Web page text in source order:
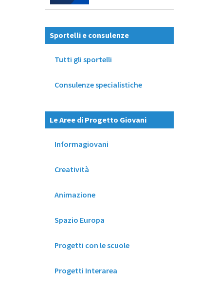
Sportelli e consulenze
Tutti gli sportelli
Consulenze specialistiche
Le Aree di Progetto Giovani
Informagiovani
Creatività
Animazione
Spazio Europa
Progetti con le scuole
Progetti Interarea